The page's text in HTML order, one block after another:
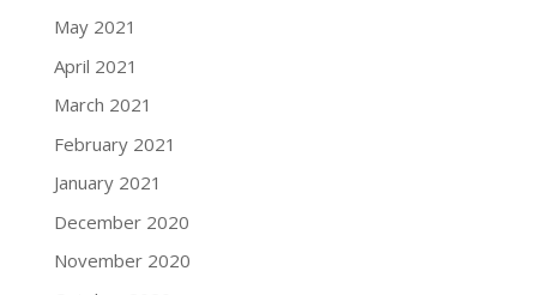
May 2021
April 2021
March 2021
February 2021
January 2021
December 2020
November 2020